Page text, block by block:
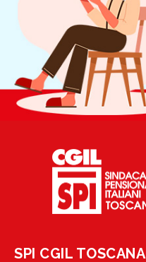
SPI CGIL TOSCANA